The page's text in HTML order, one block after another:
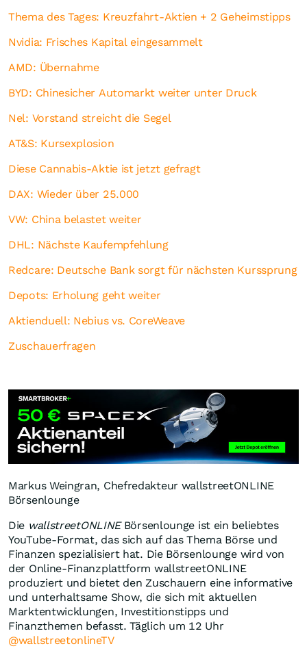
Thema des Tages: Kreuzfahrt-Aktien + 2 Geheimstipps
Nvidia: Frisches Kapital eingesammelt
AMD: Übernahme
BYD: Chinesicher Automarkt weiter unter Druck
Nel: Vorstand streicht die Segel
AT&S: Kursexplosion
Diese Cannabis-Aktie ist jetzt gefragt
DAX: Wieder über 25.000
VW: China belastet weiter
DHL: Nächste Kaufempfehlung
Redcare: Deutsche Bank sorgt für nächsten Kurssprung
Depots: Erholung geht weiter
Aktienduell: Nebius vs. CoreWeave
Zuschauerfragen
Markus Weingran, Chefredakteur wallstreetONLINE
Börsenlounge
Die wallstreetONLINEBörsenlounge ist ein beliebtes
YouTube-Format, das sich auf das Thema Börse und
Finanzen spezialisiert hat. Die Börsenlounge wird von
der Online-Finanzplattform wallstreetONLINE
produziert und bietet den Zuschauern eine informative
und unterhaltsame Show, die sich mit aktuellen
Marktentwicklungen, Investitionstipps und
Finanzthemen befasst. Täglich um 12 Uhr
@wallstreetonlineTV